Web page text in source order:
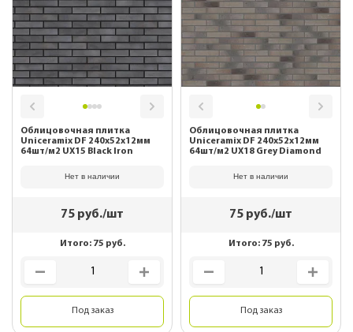
Облицовочная плитка
Uniceramix DF 240х52х12мм
64шт/м2 UX15 Black Iron
Нет в наличии
75 руб./шт
Итого: 75 руб.
Под заказ
Облицовочная плитка
Uniceramix DF 240х52х12мм
64шт/м2 UX18 Grey Diamond
Нет в наличии
75 руб./шт
Итого: 75 руб.
Под заказ